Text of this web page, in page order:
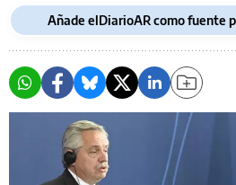
Añade elDiarioAR como fuente